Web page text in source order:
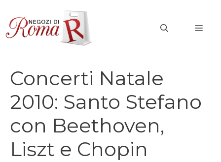
contenuto
Concerti Natale
2010: Santo Stefano
con Beethoven,
Liszt e Chopin